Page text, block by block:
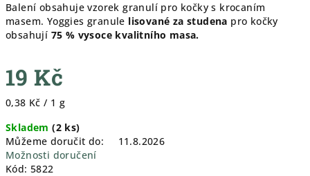
Balení obsahuje vzorek granulí pro kočky s krocaním
masem. Yoggies granule lisované za studena pro kočky
obsahují 75 % vysoce kvalitního masa.
19 Kč
Měrná
0,38 Kč / 1 g
Skladem(2 ks)
Můžeme doručit do:
11.8.2026
Možnosti doručení
Kód: 5822